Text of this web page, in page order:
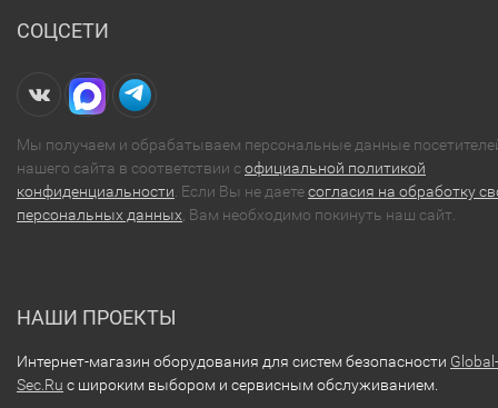
СОЦСЕТИ
Мы получаем и обрабатываем персональные данные
нашего сайта в соответствии софициальной политикой
конфиденциальности. Если Вы не даетесогласия на обработку
персональных данных, Вам необходимо покинуть наш сайт.
НАШИ ПРОЕКТЫ
Интернет-магазин оборудования для систем безопасности Global-
Sec.Ru с широким выбором и сервисным обслуживанием.